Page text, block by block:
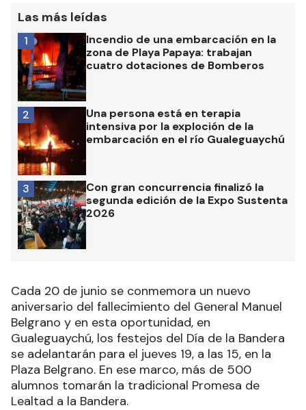
Las más leídas
Incendio de una embarcación en la
zona de Playa Papaya: trabajan
cuatro dotaciones de Bomberos
1
Una persona está en terapia
intensiva por la exploción de la
embarcación en el río Gualeguaychú
2
Con gran concurrencia finalizó la
segunda edición de la Expo Sustenta
2026
3
Cada 20 de junio se conmemora un nuevo
aniversario del fallecimiento del General Manuel
Belgrano y en esta oportunidad, en
Gualeguaychú, los festejos del Día de la Bandera
se adelantarán para el jueves 19, a las 15, en la
Plaza Belgrano. En ese marco, más de 500
alumnos tomarán la tradicional Promesa de
Lealtad a la Bandera.